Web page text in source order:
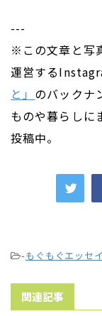
---
※この文章と写
運営する
と」 のバックナ
ものや暮らしに
投稿中。
-もぐもぐエッセイ
関連記事